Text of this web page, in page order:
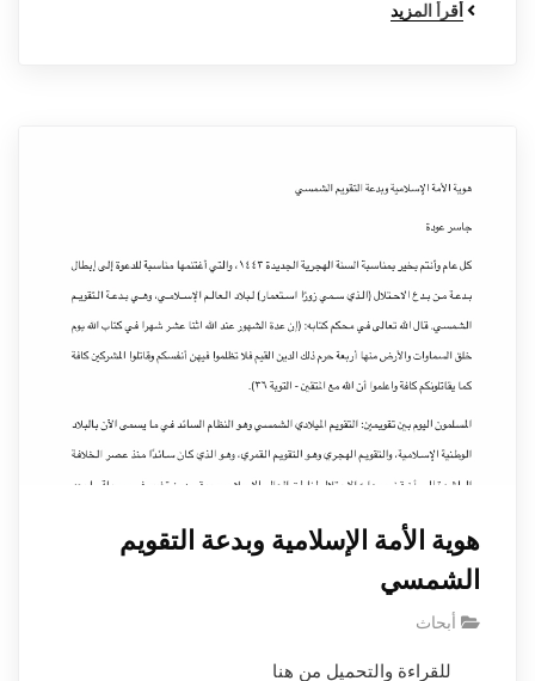
أقرأ المزيد
هوية الأمة الإسلامية وبدعة التقويم
الشمسي
أبحاث
للقراءة والتحميل من هنا